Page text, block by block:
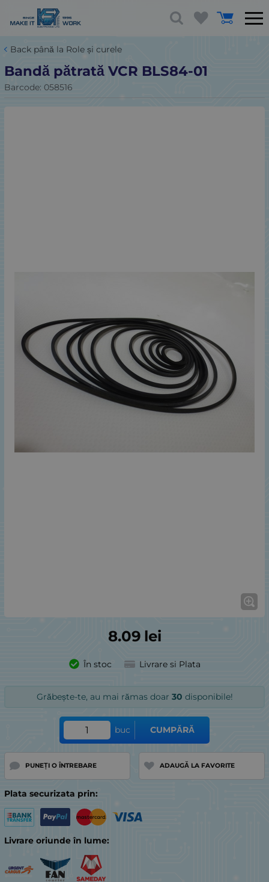
Back până la Role și curele
Bandă pătrată VCR BLS84-01
Barcode: 058516
8.09 lei
În stoc Livrare si Plata
Grăbește-te, au mai rămas doar 30 disponibile!
buc CUMPĂRĂ
PUNEȚI O ÎNTREBARE ADAUGĂ LA FAVORITE
Plata securizata prin:
Livrare oriunde în lume: